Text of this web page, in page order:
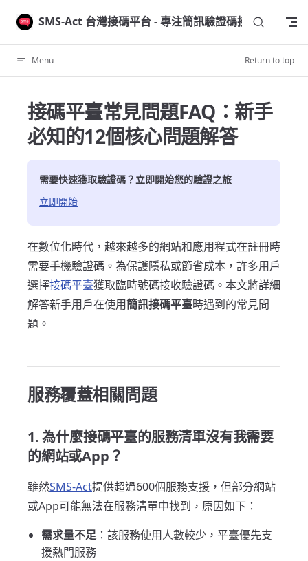
Skip to content
SMS-Act 台灣接碼平台 - 專注簡訊驗證碼接收
Menu Return to top
接碼平臺常見問題FAQ：新手
必知的12個核心問題解答
需要快速獲取驗證碼？立即開始您的驗證之旅
立即開始
在數位化時代，越來越多的網站和應用程式在註冊時
需要手機驗證碼。為保護隱私或節省成本，許多用戶
選擇接碼平臺獲取臨時號碼接收驗證碼。本文將詳細
解答新手用戶在使用簡訊接碼平臺時遇到的常見問
題。
服務覆蓋相關問題
1. 為什麼接碼平臺的服務清單沒有我需要
的網站或App？
雖然SMS-Act提供超過600個服務支援，但部分網站
或App可能無法在服務清單中找到，原因如下：
需求量不足 ：該服務使用人數較少，平臺優先支
援熱門服務